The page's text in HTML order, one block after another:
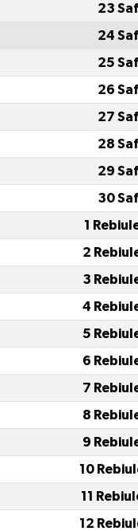
23
24
25
26
27
28
29
30
1
2
3
4
5
6
7
8
9
10
11
12